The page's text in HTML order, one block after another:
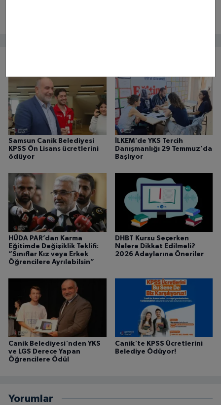
Samsun Canik Belediyesi
KPSS Ön Lisans ücretlerini
ödüyor
İLKEM'de YKS Tercih
Danışmanlığı 29 Temmuz'da
Başlıyor
HÜDA PAR’dan Karma
Eğitimde Değişiklik Teklifi:
“Sınıflar Kız veya Erkek
Öğrencilere Ayrılabilsin”
DHBT Kursu Seçerken
Nelere Dikkat Edilmeli?
2026 Adaylarına Öneriler
Canik Belediyesi'nden YKS
ve LGS Derece Yapan
Öğrencilere Ödül
Canik'te KPSS Ücretlerini
Belediye Ödüyor!
Yorumlar